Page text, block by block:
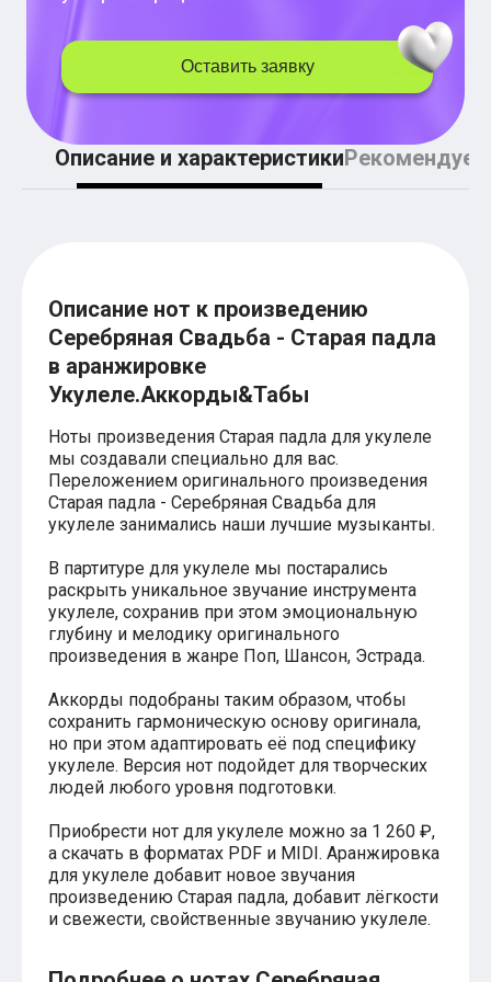
Легкие аккорды (простые песни)
Аккорды со словами (вокал)
BEARWOLF
Мари Краймбрери
Комната культуры
XOLIDAYBOY
Сергей Лазарев
Анжелика Варум
Алексей Чумаков
Леонид Агутин
Саундтрек
Тематические
Из фильмов
Аватар: Путь воды
Титаник
Гарри Поттер
Хатико
Реквием по мечте
Сумерки
Величайший шоумен
Звездные войны
Ла ла Ленд
Ромео и Джульетта (1968)
Аладдин (2019)
Король лев (2019)
Брат-2
Властелин колец: Братство Кольца
Гордость и предубеждение
Классическая музыка
Времена года - Вивальди
Времена года - Чайковский
Сонаты Бетховена
Ноты для вальса
Из мультфильмов
Холодное сердце
Оставить заявку
Описание и характеристикиРекомендуем
Описание нот к произведению
Серебряная Свадьба - Старая падла
в аранжировке
Укулеле.Аккорды&Табы
Ноты произведения Старая падла для укулеле
мы создавали специально для вас.
Переложением оригинального произведения
Старая падла - Серебряная Свадьба для
укулеле занимались наши лучшие музыканты.
В партитуре для укулеле мы постарались
раскрыть уникальное звучание инструмента
укулеле, сохранив при этом эмоциональную
глубину и мелодику оригинального
произведения в жанре Поп, Шансон, Эстрада.
Аккорды подобраны таким образом, чтобы
сохранить гармоническую основу оригинала,
но при этом адаптировать её под специфику
укулеле. Версия нот подойдет для творческих
людей любого уровня подготовки.
Приобрести нот для укулеле можно за 1 260 ₽,
а скачать в форматах PDF и MIDI. Аранжировка
для укулеле добавит новое звучания
произведению Старая падла, добавит лёгкости
и свежести, свойственные звучанию укулеле.